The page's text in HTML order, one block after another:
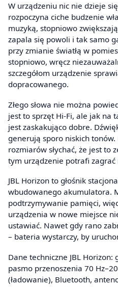
W urządzeniu nic nie dzieje
rozpoczyna ciche budzenie
muzyką, stopniowo
zapala się powoli i tak samo
przy zmianie światłą w
stopniowo, wręcz
szczegółom urządzenie
dopracowanego.
Złego słowa nie można
jest to sprzęt Hi-Fi, ale jak na
jest zaskakująco dobre.
generują sporo niskich
rozmiarów słychać, że jest to
tym urządzenie potrafi zagrać
JBL Horizon to głośnik
wbudowanego akumulatora.
podtrzymywanie pamięci,
urządzenia w nowe miejsce
ustawiać. Nawet gdy rano
– bateria wystarczy, by
Dane techniczne JBL Horizon:
pasmo przenoszenia 70 Hz–20
(ładowanie), Bluetooth,